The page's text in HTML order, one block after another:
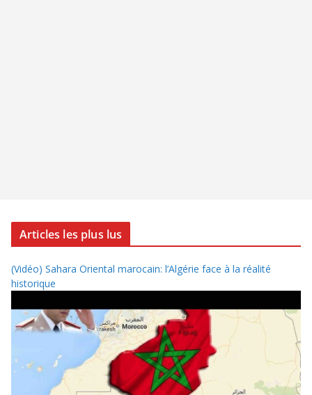
Articles les plus lus
(Vidéo) Sahara Oriental marocain: l’Algérie face à la réalité
historique